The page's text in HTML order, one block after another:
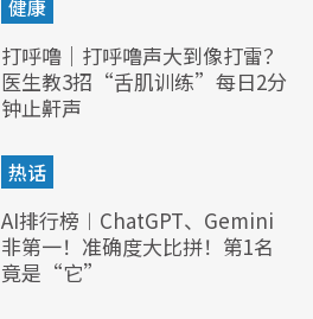
健康
打呼噜｜打呼噜声大到像打雷？
医生教3招“舌肌训练”每日2分
钟止鼾声
热话
AI排行榜︱ChatGPT、Gemini
非第一！准确度大比拼！第1名
竟是“它”